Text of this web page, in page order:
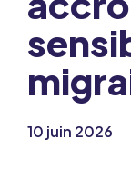
10 juin 2026